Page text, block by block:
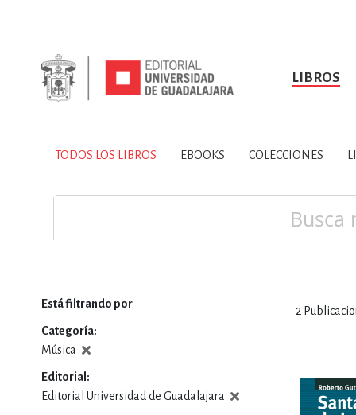
LIBROS
TODOS LOS LIBROS
SOBRE NOSOTROS HISTORIA
CIENCIAS DE LA
DEPORTES Y
TODOS LOS LIBROS EBOOKS COLECCIONES
2
Está filtrando por
Categoría
Música
Editorial
Editorial Universidad de Guadalajara